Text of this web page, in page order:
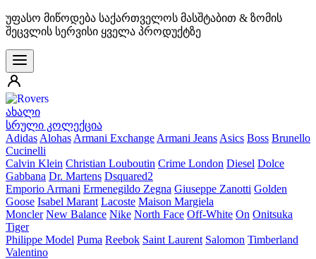
უფასო მიწოდება საქართველოს მასშტაბით & ზომის
შეცვლის სერვისი ყველა პროდუქტზე
ახალი
სრული კოლექცია
Adidas Alohas Armani Exchange Armani Jeans Asics Boss Brunello
Cucinelli
Calvin Klein Christian Louboutin Crime London Diesel Dolce
Gabbana Dr. Martens Dsquared2
Emporio Armani Ermenegildo Zegna Giuseppe Zanotti Golden
Goose Isabel Marant Lacoste Maison Margiela
Moncler New Balance Nike North Face Off-White On Onitsuka
Tiger
Philippe Model Puma Reebok Saint Laurent Salomon Timberland
Valentino